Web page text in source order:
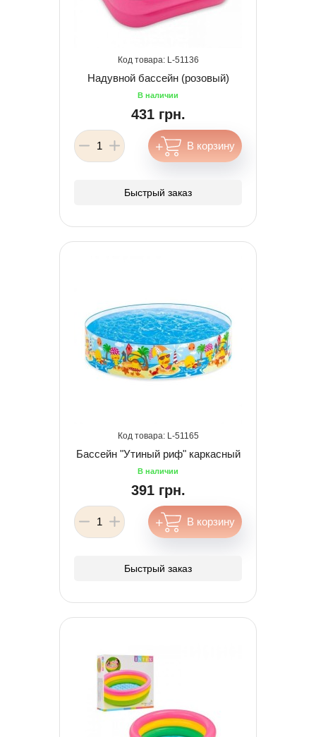
51136
Надувной бассейн (розовый)
431 грн.
Быстрый заказ
51165
Бассейн "Утиный риф" каркасный
391 грн.
Быстрый заказ